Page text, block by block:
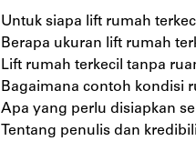
Untuk siapa lift rumah
Berapa ukuran lift rumah
Lift rumah terkecil tanpa
Bagaimana contoh kondisi
Apa yang perlu disiapkan
Tentang penulis dan